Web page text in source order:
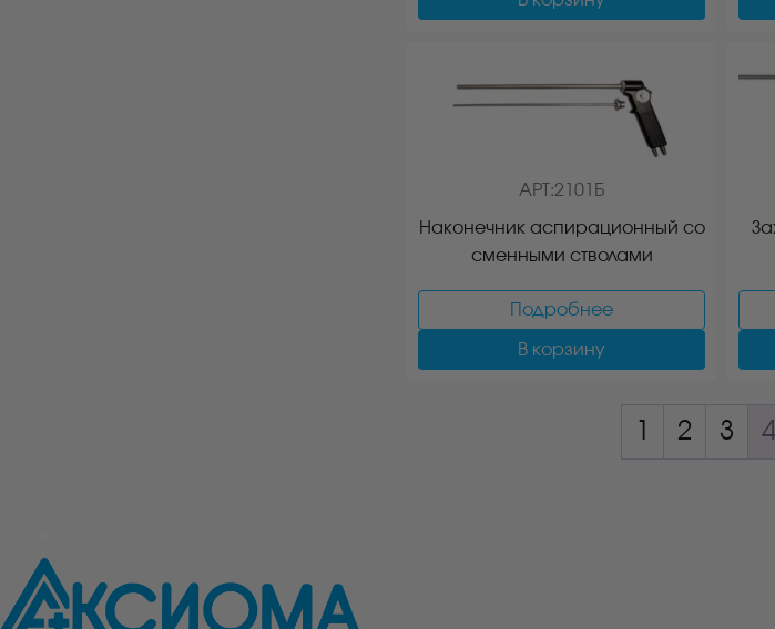
АРТ:2101Б
Наконечник аспирационный со
сменными стволами
Подробнее
В корзину
2 3 4